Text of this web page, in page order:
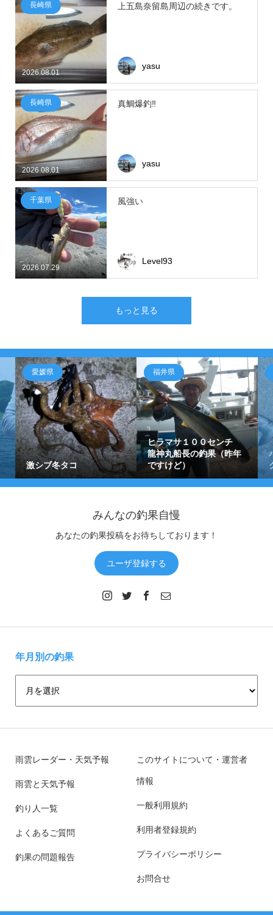
2026.08.01
長崎県 上五島奈留島周辺の続きです。
yasu
2026.08.01
長崎県 真鯛爆釣‼
yasu
2026.07.29
千葉県 風強い
Level93
もっと見る
愛媛県
激シブ冬タコ
福井県
ヒラマサ１００センチ
龍神丸船長の釣果（昨年
ですけど）
みんなの釣果自慢
あなたの釣果投稿をお待ちしております！
ユーザ登録する
年月別の釣果
雨雲レーダー・天気予報
雨雲と天気予報
釣り人一覧
よくあるご質問
釣果の問題報告
このサイトについて・運営者
情報
一般利用規約
利用者登録規約
プライバシーポリシー
お問合せ